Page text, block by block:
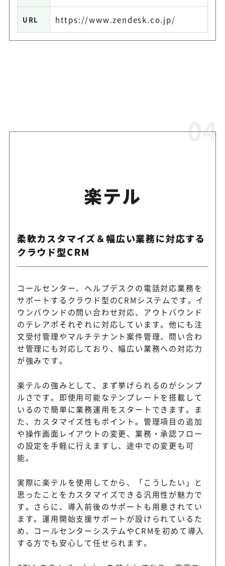
URL https://www.zendesk.co.jp/
楽テル
柔軟カスタマイズ＆幅広い業務に対応する
クラウド型CRM
コールセンター、ヘルプデスクの電話対応業務を
サポートするクラウド型のCRMシステムです。イ
ウンバウンドの問い合わせ対応、アウトバウンド
のテレアポそれぞれに対応しています。他にも注
文受付管理やマルチテナント案件管理、問い合わ
せ管理にも対応しており、幅広い業務への対応力
が強みです。
楽テルの強みとして、まず挙げられるのがシンプ
ルさです。即使用可能なテンプレートを搭載して
いるので簡単に業務運用をスタートできます。ま
た、カスタマイズ性もポイント。管理項目の追加
や操作画面レイアウトの変更、業務・承認フロー
の設定を手軽に行えますし、途中での変更も可
能。
実際に楽テルを使用してから、「こうしたい」と
思ったことをカスタマイズできる汎用性が魅力で
す。さらに、導入前後のサポートも用意されてい
ます。運用開始支援サポートが設けられているた
め、コールセンターシステムやCRMを初めて導入
する方でも安心して任せられます。